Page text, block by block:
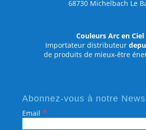
68730 Michelbach Le
Couleurs Arc en Ciel
Importateur distributeur
de produits de mieux-être
Abonnez-vous à notre
Email *